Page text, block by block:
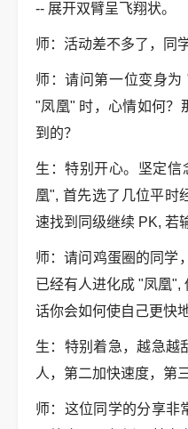
-- 展开双臂呈飞翔状。
师：活动差不多了，同
师：请问第一位变身
"凤凰" 时，心情如何？
到的？
生：特别开心。坚定
凰", 首先选了几位平时
速找到同级继续 PK, 若
师：请问鸡蛋圈的同学
已经有人进化成 "凤凰",
话你会如何使自己更快
生：特别着急，越急越
人，第二加快速度，第
师：这位同学的分享非